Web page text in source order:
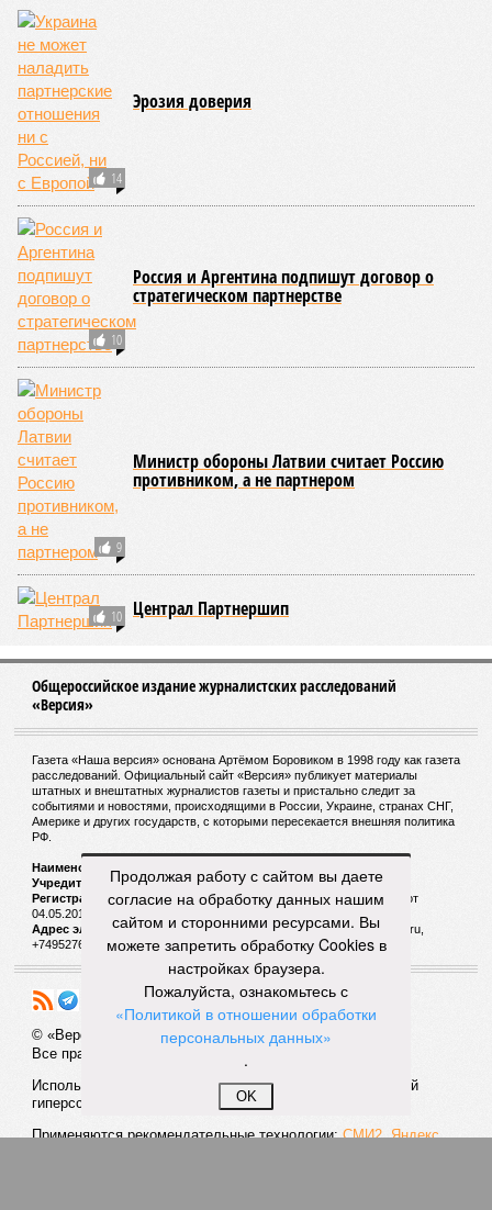
14
Эрозия доверия
10
Россия и Аргентина подпишут договор о
стратегическом партнерстве
9
Министр обороны Латвии считает Россию
противником, а не партнером
10 Централ Партнершип
Общероссийское издание журналистских расследований
«Версия»
Газета «Наша версия» основана Артёмом Боровиком в 1998 году как газета
расследований. Официальный сайт «Версия» публикует материалы
штатных и внештатных журналистов газеты и пристально следит за
событиями и новостями, происходящими в России, Украине, странах СНГ,
Америке и других государств, с которыми пересекается внешняя политика
РФ.
Наименование:
Учредитель:
ООО «Версия»,Главный редактор:Горевой Р. Г.
Регистрационный номер Роскомнадзора:ЭЛ № ФС 77 - 72681 от
04.05.2018 г.
Адрес электронной почты и телефон редакции:versia@versia.ru,
+74952760348
© «Версия»
Все права защищены
Использование материалов «Версии» без индексируемой
гиперссылки запрещено
Применяются рекомендательные технологии:СМИ2, Яндекс,
Продолжая работу с сайтом вы даете
согласие на обработку данных нашим
сайтом и сторонними ресурсами. Вы
можете запретить обработку Cookies в
настройках браузера.
Пожалуйста, ознакомьтесь с
«Политикой в отношении обработки
персональных данных»
.
OK